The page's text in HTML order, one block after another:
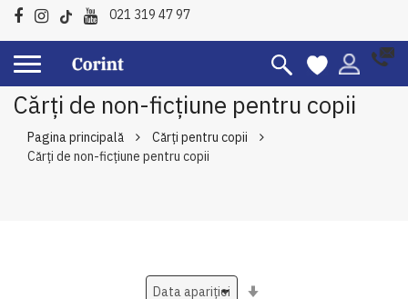
021 319 47 97
Cărți de non-ficțiune pentru copii
Pagina principală
Cărți pentru copii
Cărți de non-ficțiune pentru copii